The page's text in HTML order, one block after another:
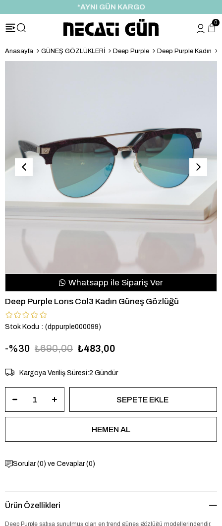
*AYNI GÜN KARGO
0
Anasayfa GÜNEŞ GÖZLÜKLERİ Deep Purple Deep Purple Kadın
Whatsapp ile Sipariş Ver
Deep Purple Lorıs Col3 Kadın Güneş Gözlüğü
Stok Kodu (dppurple000099)
30 ₺690,00 ₺483,00
Kargoya Veriliş Süresi:2 Gündür
Sorular (0) ve Cevaplar (0)
Ürün Özellikleri
Deep Purple satışa sunulmuş olan en trend güneş gözlüğü modellerindendir.